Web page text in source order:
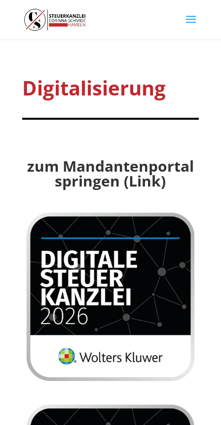
Digitalisierung
zum Mandantenportal
springen (Link)